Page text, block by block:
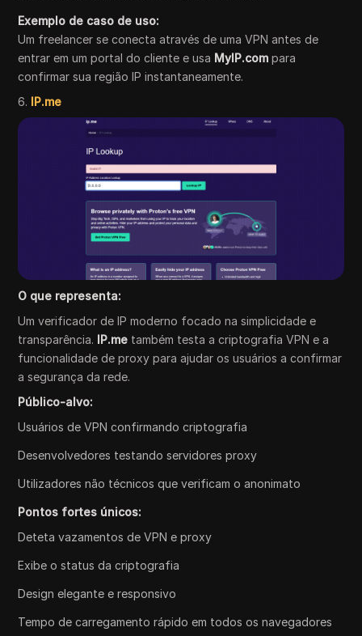
Exemplo de caso de uso:
Um freelancer se conecta através de uma VPN antes de
entrar em um portal do cliente e usa MyIP.com para
confirmar sua região IP instantaneamente.
6. IP.me
O que representa:
Um verificador de IP moderno focado na simplicidade e
transparência. IP.me também testa a criptografia VPN e a
funcionalidade de proxy para ajudar os usuários a confirmar
a segurança da rede.
Público-alvo:
Usuários de VPN confirmando criptografia
Desenvolvedores testando servidores proxy
Utilizadores não técnicos que verificam o anonimato
Pontos fortes únicos:
Deteta vazamentos de VPN e proxy
Exibe o status da criptografia
Design elegante e responsivo
Tempo de carregamento rápido em todos os navegadores